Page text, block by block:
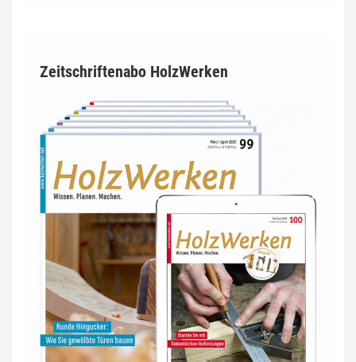
Zeitschriftenabo HolzWerken